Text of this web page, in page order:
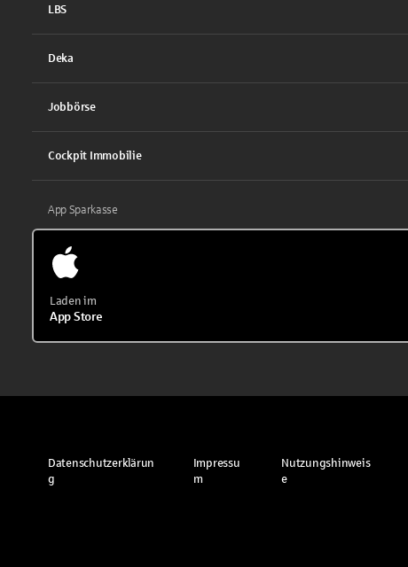
LBS
Deka
Jobbörse
Cockpit Immobilie
App Sparkasse
Laden im
App Store
Datenschutzerklärun
g
Impressu
m
Nutzungshinweis
e